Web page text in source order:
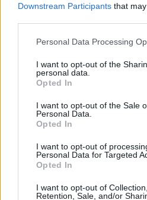
Downstream Participants that
Please note that this website/app
not limited to your visit or usage
grant or deny consent to Google
use your data for below specified
consent section.
Personal Data Processing
I want to opt-out of the
personal data.
Opted In
I want to opt-out of the Sale
Personal Data.
Opted In
I want to opt-out of
Personal Data for Targeted
Opted In
I want to opt-out of
Retention, Sale, and/or
Itt az ÉVOSZ megoldása a
energiakrízis kezelésére
MAGYAR ÉPÍTŐK